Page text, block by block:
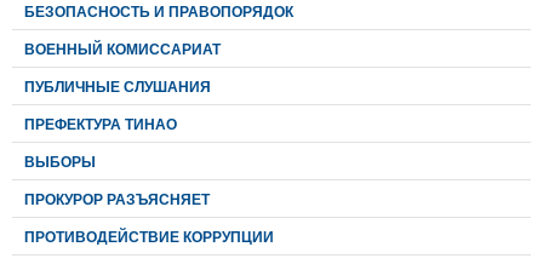
БЕЗОПАСНОСТЬ И ПРАВОПОРЯДОК
ВОЕННЫЙ КОМИССАРИАТ
ПУБЛИЧНЫЕ СЛУШАНИЯ
ПРЕФЕКТУРА ТИНАО
ВЫБОРЫ
ПРОКУРОР РАЗЪЯСНЯЕТ
ПРОТИВОДЕЙСТВИЕ КОРРУПЦИИ